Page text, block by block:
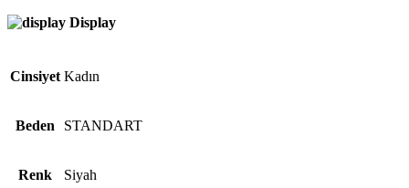
Display
Cinsiyet Kadın
Beden STANDART
Renk Siyah